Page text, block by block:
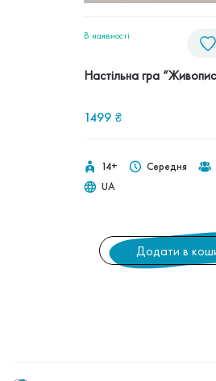
В наявностi
Настільна гра
1499 ₴
14+ Середня
UA
Додати в